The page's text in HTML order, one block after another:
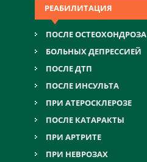
РЕАБИЛИТАЦИЯ
ПОСЛЕ ОСТЕОХОНДРОЗА
БОЛЬНЫХ ДЕПРЕССИЕЙ
ПОСЛЕ ДТП
ПОСЛЕ ИНСУЛЬТА
ПРИ АТЕРОСКЛЕРОЗЕ
ПОСЛЕ КАТАРАКТЫ
ПРИ АРТРИТЕ
ПРИ НЕВРОЗАХ